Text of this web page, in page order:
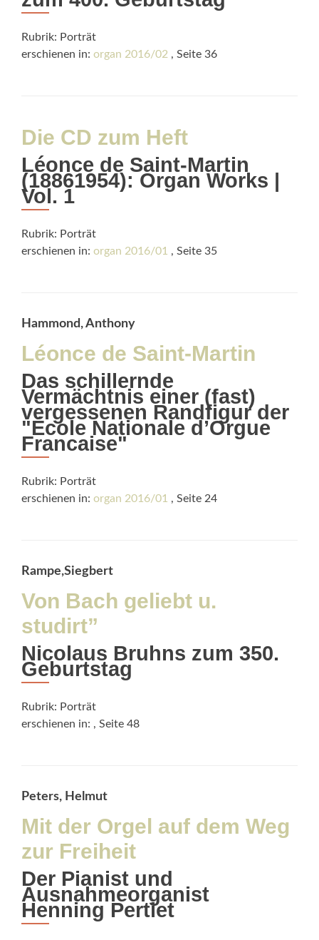
Rubrik: Porträt
erschienen in: organ 2016/02 , Seite 36
Die CD zum Heft
Léonce de Saint-Martin
(18861954): Organ Works |
Vol. 1
Rubrik: Porträt
erschienen in: organ 2016/01 , Seite 35
Hammond, Anthony
Léonce de Saint-Martin
Das schillernde
Vermächtnis einer (fast)
vergessenen Randfigur der
"École Nationale d’Orgue
Francaise"
Rubrik: Porträt
erschienen in: organ 2016/01 , Seite 24
Rampe,Siegbert
Von Bach geliebt u.
studirt”
Nicolaus Bruhns zum 350.
Geburtstag
Rubrik: Porträt
erschienen in: , Seite 48
Peters, Helmut
Mit der Orgel auf dem Weg
zur Freiheit
Der Pianist und
Ausnahmeorganist
Henning Pertiet